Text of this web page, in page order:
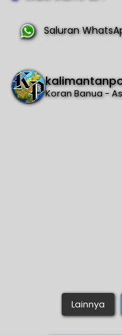
Saluran
Koran Banua -
Lainnya